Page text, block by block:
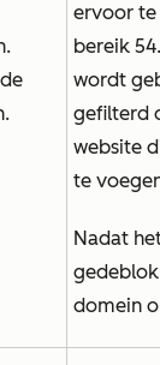
ervoor te
bereik
wordt
gefilterd
website
te
Nadat
domein